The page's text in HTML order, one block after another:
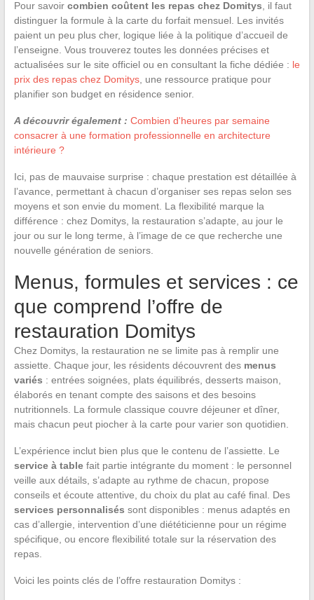
Pour savoir combien coûtent les repas chez Domitys , il faut
distinguer la formule à la carte du forfait mensuel. Les invités
paient un peu plus cher, logique liée à la politique d’accueil de
l’enseigne. Vous trouverez toutes les données précises et
actualisées sur le site officiel ou en consultant la fiche dédiée : le
prix des repas chez Domitys, une ressource pratique pour
planifier son budget en résidence senior.
A découvrir également : Combien d'heures par semaine
consacrer à une formation professionnelle en architecture
intérieure ?
Ici, pas de mauvaise surprise : chaque prestation est détaillée à
l’avance, permettant à chacun d’organiser ses repas selon ses
moyens et son envie du moment. La flexibilité marque la
différence : chez Domitys, la restauration s’adapte, au jour le
jour ou sur le long terme, à l’image de ce que recherche une
nouvelle génération de seniors.
Menus, formules et services : ce
que comprend l’offre de
restauration Domitys
Chez Domitys, la restauration ne se limite pas à remplir une
assiette. Chaque jour, les résidents découvrent des menus
variés : entrées soignées, plats équilibrés, desserts maison,
élaborés en tenant compte des saisons et des besoins
nutritionnels. La formule classique couvre déjeuner et dîner,
mais chacun peut piocher à la carte pour varier son quotidien.
L’expérience inclut bien plus que le contenu de l’assiette. Le
service à tablefait partie intégrante du moment : le personnel
veille aux détails, s’adapte au rythme de chacun, propose
conseils et écoute attentive, du choix du plat au café final. Des
services personnalisés sont disponibles : menus adaptés en
cas d’allergie, intervention d’une diététicienne pour un régime
spécifique, ou encore flexibilité totale sur la réservation des
repas.
Voici les points clés de l’offre restauration Domitys :